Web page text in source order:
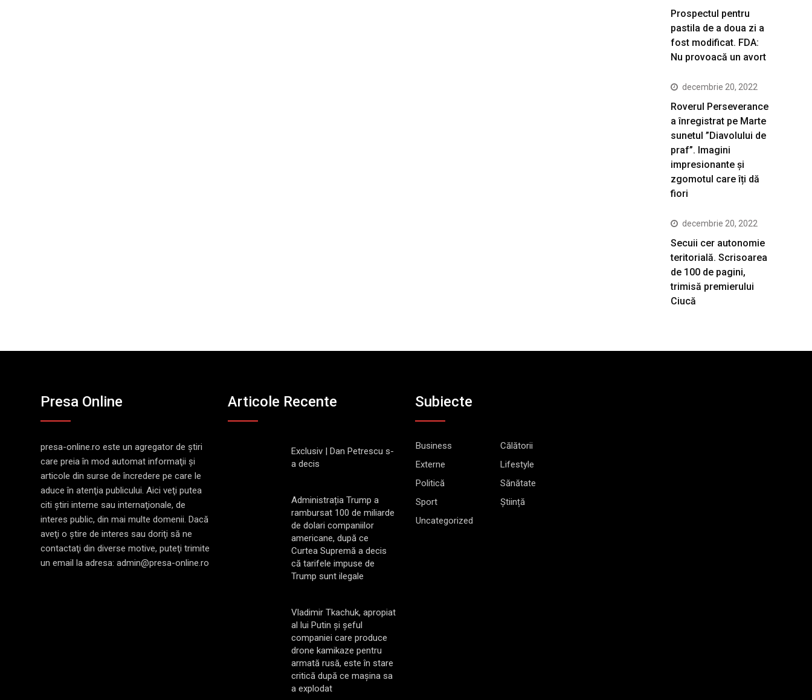
Prospectul pentru
pastila de a doua zi a
fost modificat. FDA:
Nu provoacă un avort
decembrie 20, 2022
Roverul Perseverance
a înregistrat pe Marte
sunetul ”Diavolului de
praf”. Imagini
impresionante și
zgomotul care îți dă
fiori
decembrie 20, 2022
Secuii cer autonomie
teritorială. Scrisoarea
de 100 de pagini,
trimisă premierului
Ciucă
Presa Online
presa-online.ro este un agregator de ştiri
care preia în mod automat informaţii şi
articole din surse de încredere pe care le
aduce în atenţia publicului. Aici veţi putea
citi ştiri interne sau internaţionale, de
interes public, din mai multe domenii. Dacă
aveţi o ştire de interes sau doriţi să ne
contactaţi din diverse motive, puteţi trimite
un email la adresa: admin@presa-online.ro
Articole Recente
Exclusiv | Dan Petrescu s-
a decis
Administrația Trump a
rambursat 100 de miliarde
de dolari companiilor
americane, după ce
Curtea Supremă a decis
că tarifele impuse de
Trump sunt ilegale
Vladimir Tkachuk, apropiat
al lui Putin și șeful
companiei care produce
drone kamikaze pentru
armată rusă, este în stare
critică după ce mașina sa
a explodat
Subiecte
Business
Călătorii
Externe
Lifestyle
Politică
Sănătate
Sport
Știință
Uncategorized